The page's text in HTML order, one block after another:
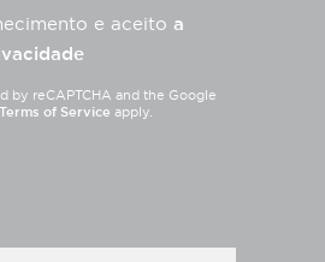
e aceito a
by reCAPTCHA and the Google
Terms of Service apply.